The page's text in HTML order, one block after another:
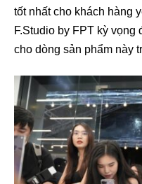
tốt nhất cho khách hàng
F.Studio by FPT kỳ
cho dòng sản phẩm này